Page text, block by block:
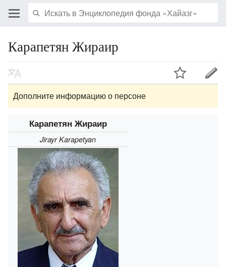
Карапетян Жираир
Дополните информацию о персоне
Карапетян Жираир
Jirayr Karapetyan